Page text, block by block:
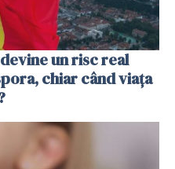
un risc real
chiar când viața